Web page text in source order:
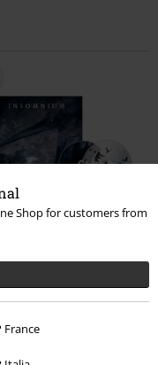
Shop for customers from
France